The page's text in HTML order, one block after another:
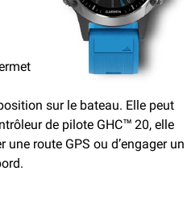
sur le bateau. Elle peut
de pilote GHC™ 20, elle
une route GPS ou d’engager un